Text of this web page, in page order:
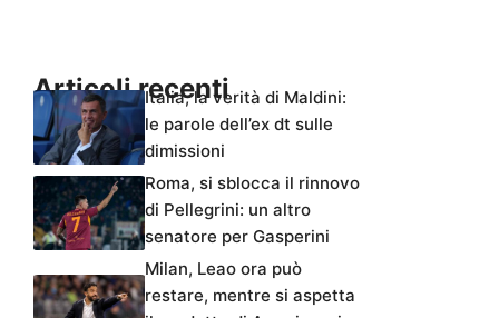
Articoli recentiItalia, la verità di Maldini:
le parole dell’ex dt sulle
dimissioni
Roma, si sblocca il rinnovo
di Pellegrini: un altro
senatore per Gasperini
Milan, Leao ora può
restare, mentre si aspetta